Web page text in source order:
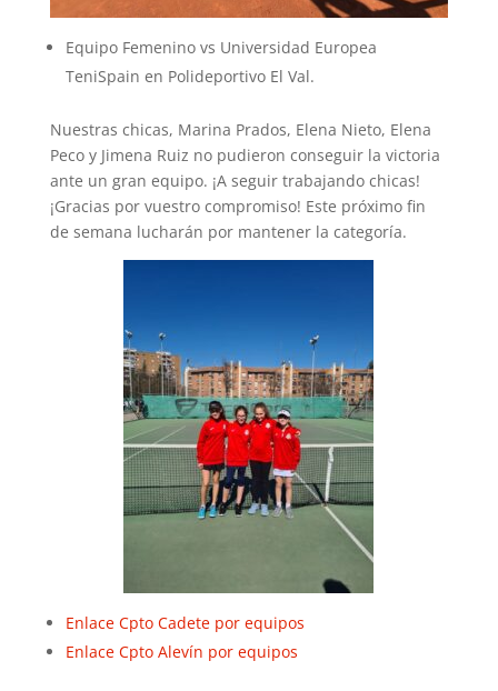
Equipo Femenino vs Universidad Europea
TeniSpain en Polideportivo El Val.
Nuestras chicas, Marina Prados, Elena Nieto, Elena
Peco y Jimena Ruiz no pudieron conseguir la victoria
ante un gran equipo. ¡A seguir trabajando chicas!
¡Gracias por vuestro compromiso! Este próximo fin
de semana lucharán por mantener la categoría.
Enlace Cpto Cadete por equipos
Enlace Cpto Alevín por equipos